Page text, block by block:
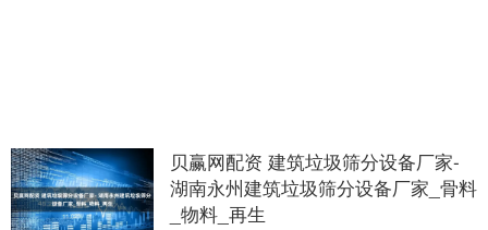
贝赢网配资 建筑垃圾筛分设备厂家-
湖南永州建筑垃圾筛分设备厂家_骨料
_物料_再生